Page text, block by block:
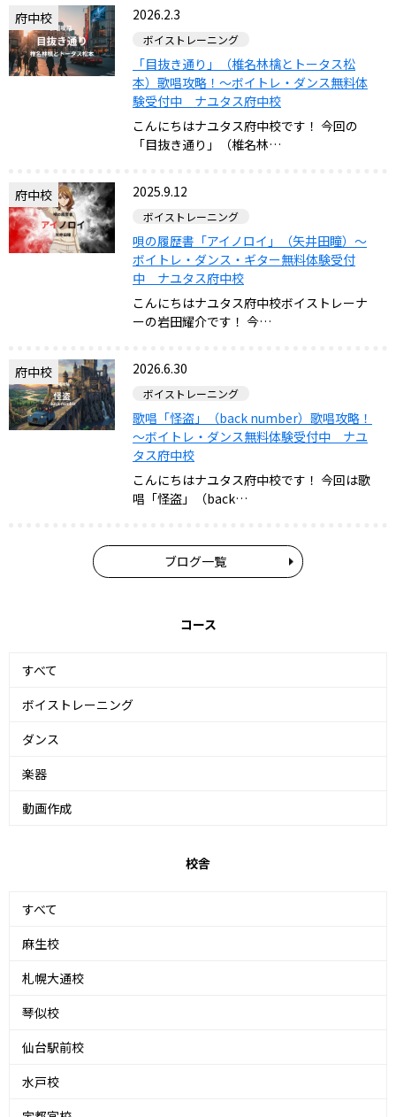
府中校 2026.2.3
ボイストレーニング
「目抜き通り」（椎名林檎とトータス松
本）歌唱攻略！～ボイトレ・ダンス無料体
験受付中 ナユタス府中校
こんにちはナユタス府中校です！ 今回の
「目抜き通り」（椎名林…
府中校 2025.9.12
ボイストレーニング
唄の履歴書「アイノロイ」（矢井田瞳）～
ボイトレ・ダンス・ギター無料体験受付
中 ナユタス府中校
こんにちはナユタス府中校ボイストレーナ
ーの岩田耀介です！ 今…
府中校 2026.6.30
ボイストレーニング
歌唱「怪盗」（back number）歌唱攻略！
～ボイトレ・ダンス無料体験受付中 ナユ
タス府中校
こんにちはナユタス府中校です！ 今回は歌
唱「怪盗」（back…
ブログ一覧
コース
すべて
ボイストレーニング
ダンス
楽器
動画作成
校舎
すべて
麻生校
札幌大通校
琴似校
仙台駅前校
水戸校